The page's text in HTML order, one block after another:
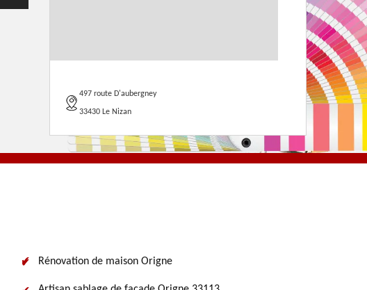
497 route D'aubergney
33430 Le Nizan
Rénovation de maison Origne